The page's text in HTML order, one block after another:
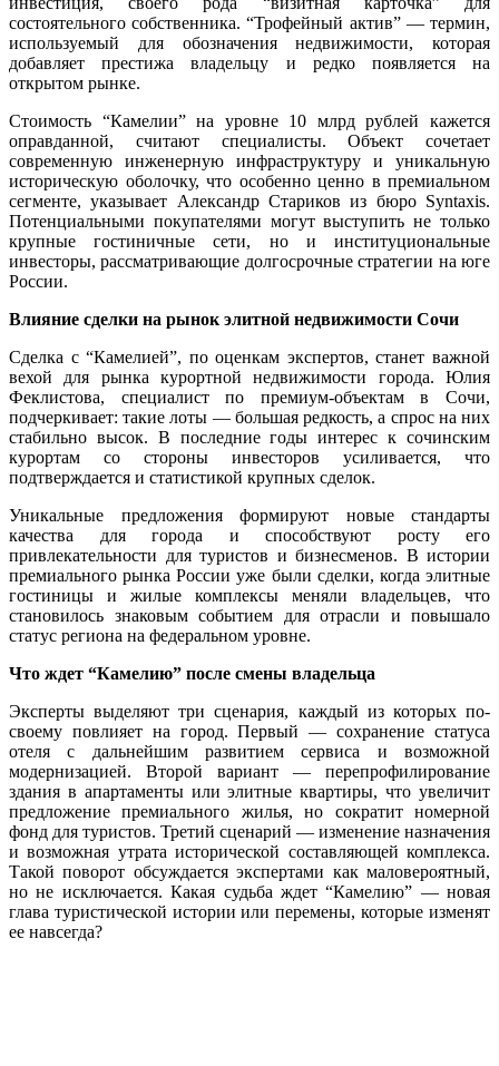
состоятельного собственника. “Трофейный актив” — термин,
используемый для обозначения недвижимости, которая
добавляет престижа владельцу и редко появляется на
открытом рынке.
Стоимость “Камелии” на уровне 10 млрд рублей кажется
оправданной, считают специалисты. Объект сочетает
современную инженерную инфраструктуру и уникальную
историческую оболочку, что особенно ценно в премиальном
сегменте, указывает Александр Стариков из бюро Syntaxis.
Потенциальными покупателями могут выступить не только
крупные гостиничные сети, но и институциональные
инвесторы, рассматривающие долгосрочные стратегии на юге
России.
Влияние сделки на рынок элитной недвижимости Сочи
Сделка с “Камелией”, по оценкам экспертов, станет важной
вехой для рынка курортной недвижимости города. Юлия
Феклистова, специалист по премиум-объектам в Сочи,
подчеркивает: такие лоты — большая редкость, а спрос на них
стабильно высок. В последние годы интерес к сочинским
курортам со стороны инвесторов усиливается, что
подтверждается и статистикой крупных сделок.
Уникальные предложения формируют новые стандарты
качества для города и способствуют росту его
привлекательности для туристов и бизнесменов. В истории
премиального рынка России уже были сделки, когда элитные
гостиницы и жилые комплексы меняли владельцев, что
становилось знаковым событием для отрасли и повышало
статус региона на федеральном уровне.
Что ждет “Камелию” после смены владельца
Эксперты выделяют три сценария, каждый из которых по-
своему повлияет на город. Первый — сохранение статуса
отеля с дальнейшим развитием сервиса и возможной
модернизацией. Второй вариант — перепрофилирование
здания в апартаменты или элитные квартиры, что увеличит
предложение премиального жилья, но сократит номерной
фонд для туристов. Третий сценарий — изменение назначения
и возможная утрата исторической составляющей комплекса.
Такой поворот обсуждается экспертами как маловероятный,
но не исключается. Какая судьба ждет “Камелию” — новая
глава туристической истории или перемены, которые изменят
ее навсегда?